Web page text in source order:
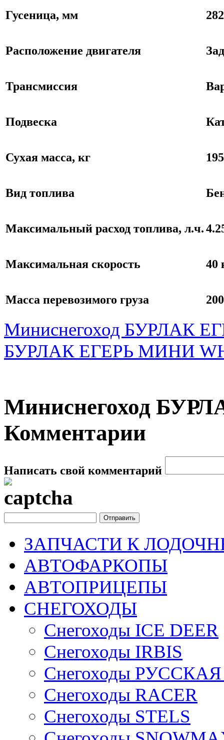
Гусеница, мм
Расположение двигателя
Трансмиссия
Подвеска
Сухая масса, кг 195
Вид топлива
Максимальный расход топлива, л.ч.
Максимальная скорость 40
Масса перевозимого груза
Миниснегоход БУРЛАК
БУРЛАК ЕГЕРЬ МИНИ
Миниснегоход
Комментарии
Написать свой комментарий
ЗАПЧАСТИ К
АВТОФАРКОПЫ
АВТОПРИЦЕПЫ
СНЕГОХОДЫ
Снегоходы ICE DEER
Снегоходы IRBIS
Снегоходы
Снегоходы RACER
Снегоходы STELS